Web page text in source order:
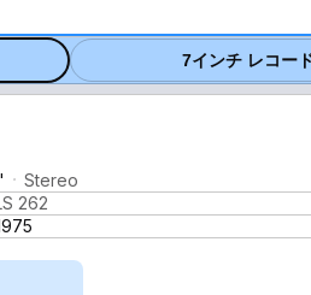
7インチ レコー
Stereo
262